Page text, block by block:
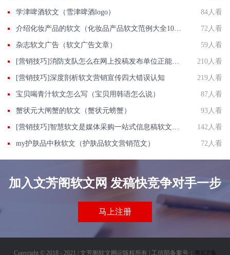
学津啤酒软文（雪津啤酒logo） 84人看
介绍化妆产品的软文（化妆品产品软文范例大全100） 72人看
杂志软文广告（软文广告文章） 59人看
[营销技巧]消防支队怎么在网上投稿发布单位正能量推广稿件？ 210人看
[营销技巧]深度剖析软文营销宣传四大错误认知 219人看
宝贝喝青汁软文怎么写（宝贝用韩语怎么说） 87人看
蟹状元大闸蟹的软文（蟹状元螃蟹） 93人看
[营销技巧]智慧软文是媒体采购一站式信息稿软文发表宣传平台网站 142人看
my护肤品中秋软文（护肤品软文营销范文） 72人看
加入文芳阁软文网 发稿快竞争对手一步
马上注册
Copyright © 2018 - 2021 | 文芳阁软文网@版权所有 | 工信部备案号： 粤ICP备